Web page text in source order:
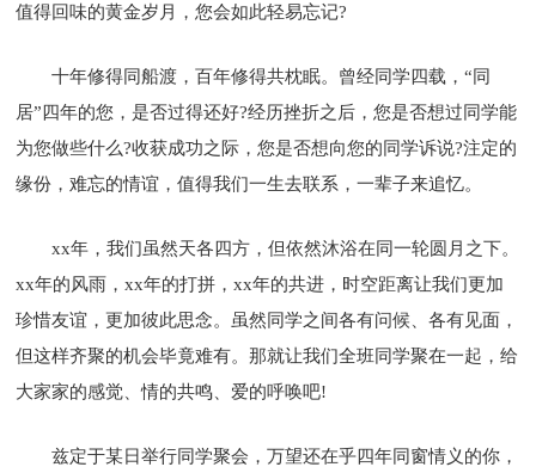
值得回味的黄金岁月，您会如此轻易忘记?
十年修得同船渡，百年修得共枕眠。曾经同学四载，“同
居”四年的您，是否过得还好?经历挫折之后，您是否想过同学能
为您做些什么?收获成功之际，您是否想向您的同学诉说?注定的
缘份，难忘的情谊，值得我们一生去联系，一辈子来追忆。
xx年，我们虽然天各四方，但依然沐浴在同一轮圆月之下。
xx年的风雨，xx年的打拼，xx年的共进，时空距离让我们更加
珍惜友谊，更加彼此思念。虽然同学之间各有问候、各有见面，
但这样齐聚的机会毕竟难有。那就让我们全班同学聚在一起，给
大家家的感觉、情的共鸣、爱的呼唤吧!
兹定于某日举行同学聚会，万望还在乎四年同窗情义的你，